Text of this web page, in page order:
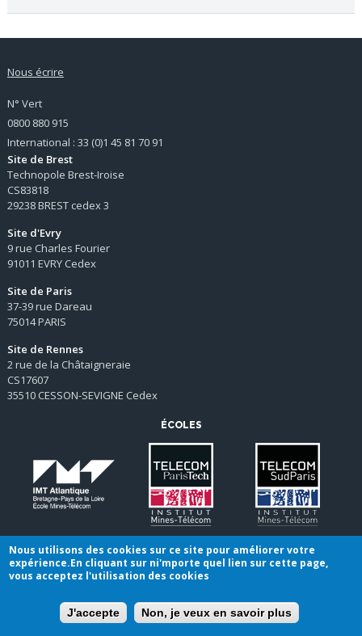
Nous écrire
N° Vert
0800 880 915
International : 33 (0)1 45 81 70 91
Site de Brest
Technopole Brest-Iroise
CS83818
29238 BREST cedex 3
Site d'Evry
9 rue Charles Fourier
91011 EVRY Cedex
Site de Paris
37-39 rue Dareau
75014 PARIS
Site de Rennes
2 rue de la Châtaigneraie
CS17607
35510 CESSON-SEVIGNE Cedex
ÉCOLES
Conditions générales de vente
Plan du site
Nous utilisons des cookies sur ce site pour améliorer votre
expérience.En cliquant sur ni'mporte quel lien sur cette page,
vous acceptez l'utilisation des cookies
J'accepte Non, je veux en savoir plus